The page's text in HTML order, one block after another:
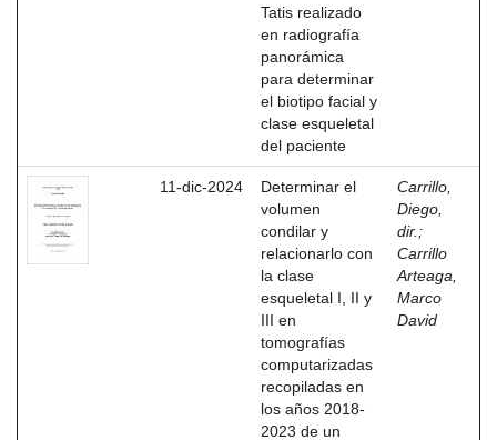
Tatis realizado
en radiografía
panorámica
para determinar
el biotipo facial y
clase esqueletal
del paciente
11-dic-2024
Determinar el
volumen
condilar y
relacionarlo con
la clase
esqueletal I, II y
III en
tomografías
computarizadas
recopiladas en
los años 2018-
2023 de un
Carrillo,
Diego,
dir. ;
Carrillo
Arteaga,
Marco
David